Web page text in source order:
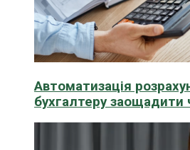
Автоматизація
бухгалтеру заощадити